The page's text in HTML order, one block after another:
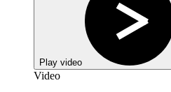
Play video
Video